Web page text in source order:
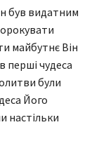
був видатним
майбутнє Він
перші чудеса
були
Його
настільки